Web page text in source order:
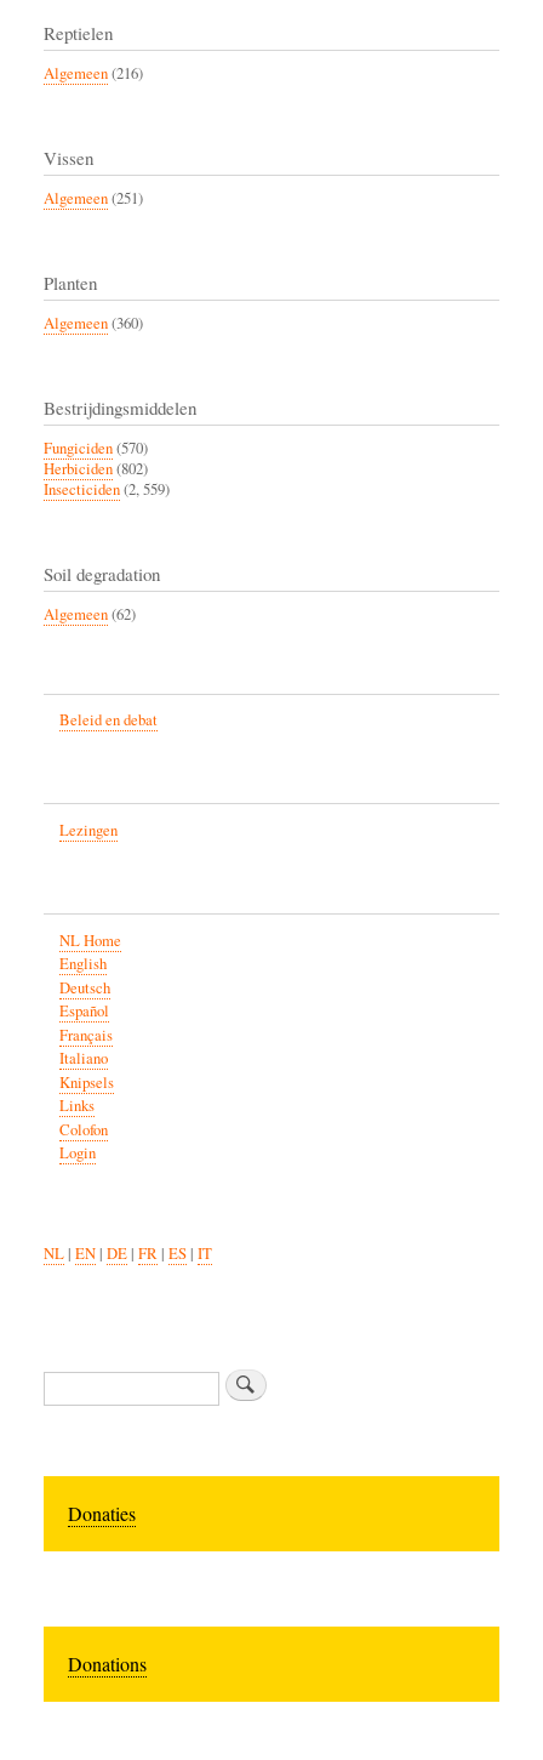
Reptielen
Algemeen(216)
Vissen
Algemeen(251)
Planten
Algemeen(360)
Bestrijdingsmiddelen
Fungiciden(570)
Herbiciden(802)
Insecticiden(2, 559)
Soil degradation
Algemeen(62)
Beleid en debat
Lezingen
NL Home
English
Deutsch
Español
Français
Italiano
Knipsels
Links
Colofon
Login
NL| EN| DE| FR| ES| IT
Zoeken
Donaties
Donations